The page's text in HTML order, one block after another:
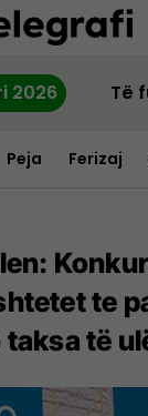
2026 Të
Peja Ferizaj
te
të